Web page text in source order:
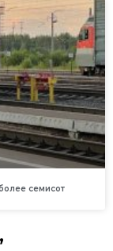
семисот